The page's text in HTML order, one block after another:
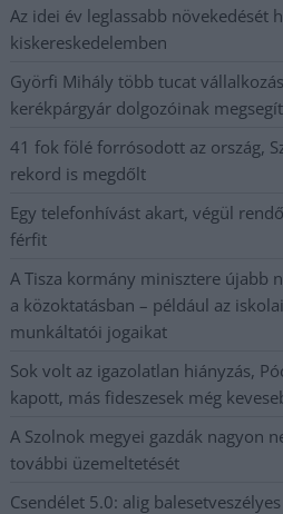
Az idei év leglassabb növekedését
kiskereskedelemben
Györfi Mihály több tucat
kerékpárgyár dolgozóinak
41 fok fölé forrósodott az ország,
rekord is megdőlt
Egy telefonhívást akart, végül
férfit
A Tisza kormány minisztere újabb
a közoktatásban – például az
munkáltatói jogaikat
Sok volt az igazolatlan hiányzás,
kapott, más fideszesek még
A Szolnok megyei gazdák nagyon
további üzemeltetését
Csendélet 5.0: alig